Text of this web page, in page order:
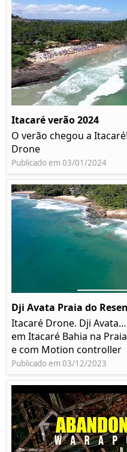
Itacaré verão 2024
O verão chegou a
Drone
Publicado em 03/01/2024
Dji Avata Praia do
Itacaré Drone. Dji
em Itacaré Bahia na
e com Motion controller
Publicado em 03/12/2023